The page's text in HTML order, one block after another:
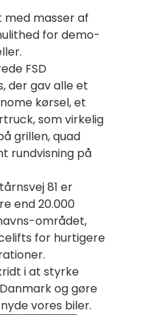
masser af
for demo-
FSD
der gav alle et
kørsel, et
som virkelig
grillen, quad
rundvisning på
81 er
end 20.000
området,
for hurtigere
i at styrke
og gøre
vores biler.